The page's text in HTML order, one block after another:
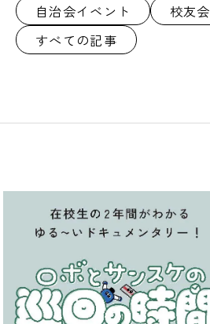
自治会イベント
校友会
すべての記事